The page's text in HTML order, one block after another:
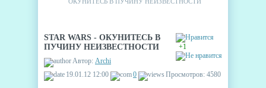
+1
STAR WARS - ОКУНИТЕСЬ В
ПУЧИНУ НЕИЗВЕСТНОСТИ
Автор: Archi
19.01.12 12:00
0 Просмотров: 4580